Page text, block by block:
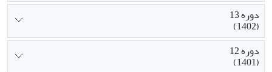
دوره 13
(1402)
دوره 12
(1401)